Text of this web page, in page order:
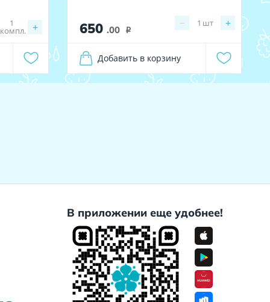
+
1
компл. 650 .00 i
− +
1 шт
Добавить в корзину
В приложении еще удобнее!